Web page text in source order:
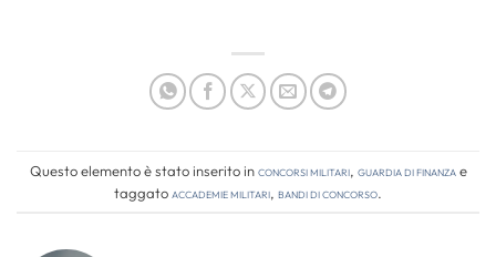
Questo elemento è stato inserito inConcorsi Militari, Guardia di Finanzae
taggato accademie militari, bandi di concorso.